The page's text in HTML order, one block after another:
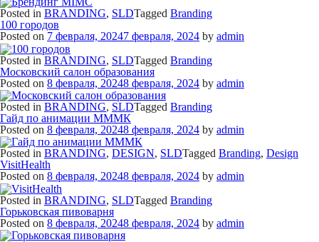
Posted in BRANDING, SLDTagged Branding
100 городов
Posted on 7 февраля, 20247 февраля, 2024 by admin
Posted in BRANDING, SLDTagged Branding
Московский салон образования
Posted on 8 февраля, 20248 февраля, 2024 by admin
Posted in BRANDING, SLDTagged Branding
Гайд по анимации МММК
Posted on 8 февраля, 20248 февраля, 2024 by admin
Posted in BRANDING, DESIGN, SLDTagged Branding, Design
VisitHealth
Posted on 8 февраля, 20248 февраля, 2024 by admin
Posted in BRANDING, SLDTagged Branding
Горьковская пивоварня
Posted on 8 февраля, 20248 февраля, 2024 by admin